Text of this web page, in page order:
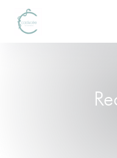
Personalizzazione delle tue